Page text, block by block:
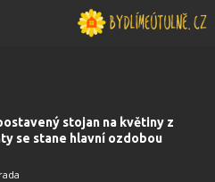
stojan na květiny z
se stane hlavní ozdobou